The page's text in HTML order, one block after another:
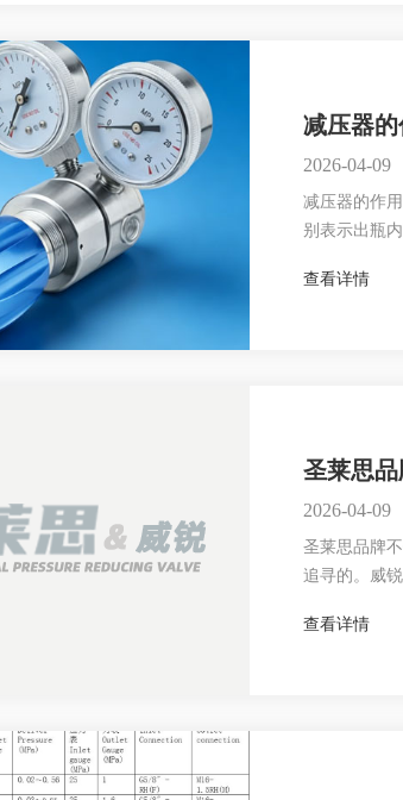
减压器的
2026-04-09
减压器的作
别表示出瓶
气瓶内高压
查看详情
圣莱思
2026-04-09
圣莱思品牌
追寻的。威
减压器,不锈
查看详情